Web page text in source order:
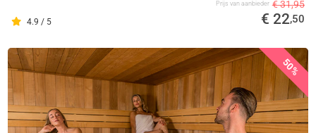
4.9 / 5
Prijs van aanbieder € 31,95
€ 22,50
50%